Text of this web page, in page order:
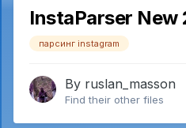
InstaParser New
парсинг instagram
By ruslan_masson
Find their other files